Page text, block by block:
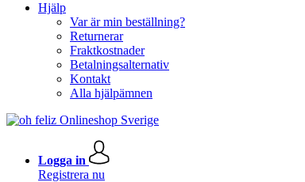
Hjälp
Var är min beställning?
Returnerar
Fraktkostnader
Betalningsalternativ
Kontakt
Alla hjälpämnen
Logga in
Registrera nu